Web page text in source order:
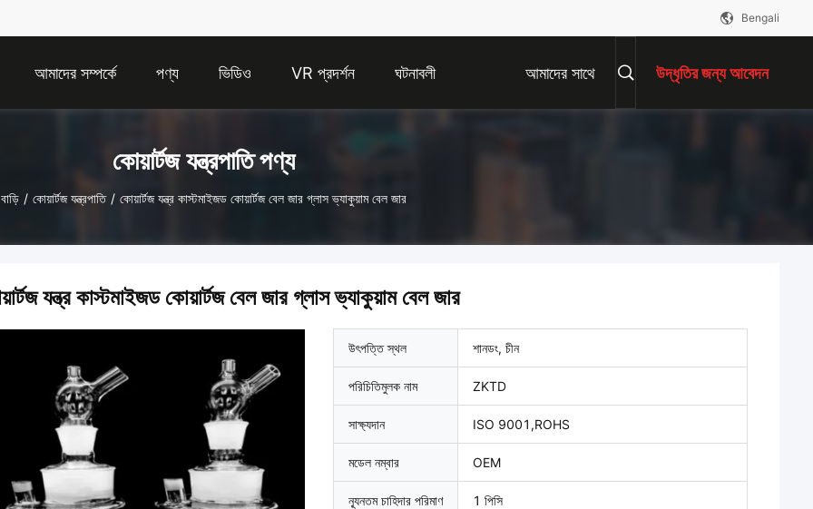
Bengali
আমাদের সম্পর্কে পণ্য ভিডিও VR প্রদর্শন ঘটনাবলী আমাদের সাথে উদ্ধৃতির জন্য আবেদন
কোয়ার্টজ যন্ত্রপাতি পণ্য
বাড়ি / কোয়ার্টজ যন্ত্রপাতি / কোয়ার্টজ যন্ত্র কাস্টমাইজড কোয়ার্টজ বেল জার গ্লাস ভ্যাকুয়াম বেল জার
যন্ত্র কাস্টমাইজড কোয়ার্টজ বেল জার গ্লাস ভ্যাকুয়াম বেল জার
উৎপত্তি স্থল শানডং, চীন
পরিচিতিমুলক নাম ZKTD
সাক্ষ্যদান ISO 9001,ROHS
মডেল নম্বার OEM
ন্যূনতম চাহিদার পরিমাণ 1 পিসি